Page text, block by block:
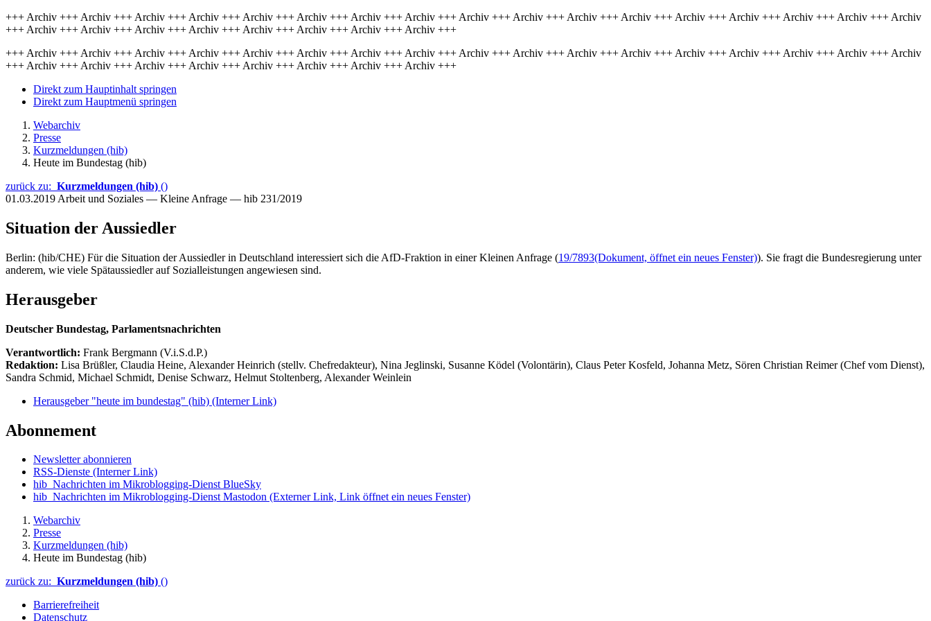
+++ Archiv +++ Archiv +++ Archiv +++ Archiv +++ Archiv +++ Archiv +++ Archiv +++ Archiv +++ Archiv +++ Archiv +++ Archiv +++ Archiv +++ Archiv +++ Archiv +++ Archiv +++ Archiv +++ Archiv
+++ Archiv +++ Archiv +++ Archiv +++ Archiv +++ Archiv +++ Archiv +++ Archiv +++ Archiv +++
+++ Archiv +++ Archiv +++ Archiv +++ Archiv +++ Archiv +++ Archiv +++ Archiv +++ Archiv +++ Archiv +++ Archiv +++ Archiv +++ Archiv +++ Archiv +++ Archiv +++ Archiv +++ Archiv +++ Archiv
+++ Archiv +++ Archiv +++ Archiv +++ Archiv +++ Archiv +++ Archiv +++ Archiv +++ Archiv +++
Direkt zum Hauptinhalt springen
Direkt zum Hauptmenü springen
Webarchiv
Presse
Kurzmeldungen (hib)
Heute im Bundestag (hib)
zurück zu: Kurzmeldungen (hib) ()
01.03.2019 Arbeit und Soziales — Kleine Anfrage — hib 231/2019
Situation der Aussiedler
Berlin: (hib/CHE) Für die Situation der Aussiedler in Deutschland interessiert sich die AfD-Fraktion in einer Kleinen Anfrage (19/7893(Dokument, öffnet ein neues Fenster)). Sie fragt die Bundesregierung unter
anderem, wie viele Spätaussiedler auf Sozialleistungen angewiesen sind.
Herausgeber
Deutscher Bundestag, Parlamentsnachrichten
Verantwortlich: Frank Bergmann (V.i.S.d.P.)
Redaktion: Lisa Brüßler, Claudia Heine, Alexander Heinrich (stellv. Chefredakteur), Nina Jeglinski, Susanne Ködel (Volontärin), Claus Peter Kosfeld, Johanna Metz, Sören Christian Reimer (Chef vom Dienst),
Sandra Schmid, Michael Schmidt, Denise Schwarz, Helmut Stoltenberg, Alexander Weinlein
Herausgeber "heute im bundestag" (hib) (Interner Link)
Abonnement
Newsletter abonnieren
RSS-Dienste (Interner Link)
hib_Nachrichten im Mikroblogging-Dienst BlueSky
hib_Nachrichten im Mikroblogging-Dienst Mastodon (Externer Link, Link öffnet ein neues Fenster)
Webarchiv
Presse
Kurzmeldungen (hib)
Heute im Bundestag (hib)
zurück zu: Kurzmeldungen (hib) ()
Barrierefreiheit
Datenschutz